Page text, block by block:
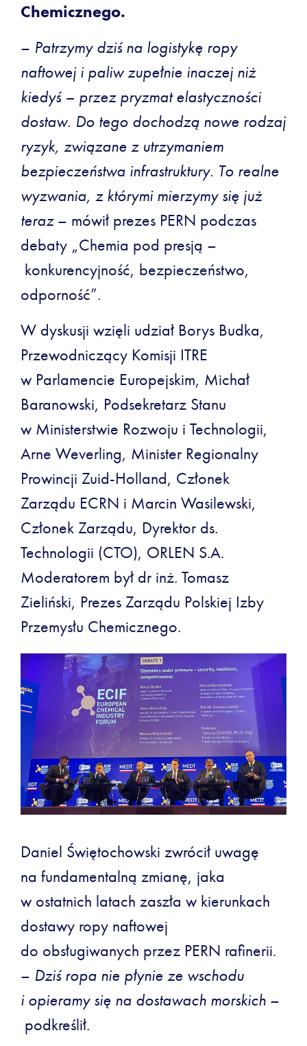
Chemicznego.
– Patrzymy dziś na logistykę ropy
naftowej i paliw zupełnie inaczej niż
kiedyś – przez pryzmat elastyczności
dostaw. Do tego dochodzą nowe rodzaj
ryzyk, związane z utrzymaniem
bezpieczeństwa infrastruktury. To realne
wyzwania, z którymi mierzymy się już
teraz– mówił prezes PERN podczas
debaty „Chemia pod presją –
konkurencyjność, bezpieczeństwo,
odporność”.
W dyskusji wzięli udział Borys Budka,
Przewodniczący Komisji ITRE
w Parlamencie Europejskim, Michał
Baranowski, Podsekretarz Stanu
w Ministerstwie Rozwoju i Technologii,
Arne Weverling, Minister Regionalny
Prowincji Zuid-Holland, Członek
Zarządu ECRN i Marcin Wasilewski,
Członek Zarządu, Dyrektor ds.
Technologii (CTO), ORLEN S.A.
Moderatorem był dr inż. Tomasz
Zieliński, Prezes Zarządu Polskiej Izby
Przemysłu Chemicznego.
Daniel Świętochowski zwrócił uwagę
na fundamentalną zmianę, jaka
w ostatnich latach zaszła w kierunkach
dostawy ropy naftowej
do obsługiwanych przez PERN rafinerii.
– Dziś ropa nie płynie ze wschodu
i opieramy się na dostawach morskich –
podkreślił.